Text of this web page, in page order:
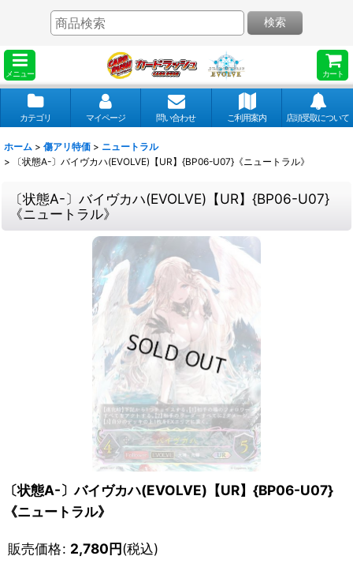
メニュー カート
検索
カテゴリ マイページ 問い合わせ ご利用案内 店頭受取について
ホーム > 傷アリ特価 > ニュートラル
>
〔状態A-〕バイヴカハ(EVOLVE)【UR】{BP06-U07}《ニュートラル》
〔状態A-〕バイヴカハ(EVOLVE)【UR】{BP06-U07}
《ニュートラル》
〔状態A-〕バイヴカハ(EVOLVE)【UR】{BP06-U07}
《ニュートラル》
販売価格: 2,780円(税込)